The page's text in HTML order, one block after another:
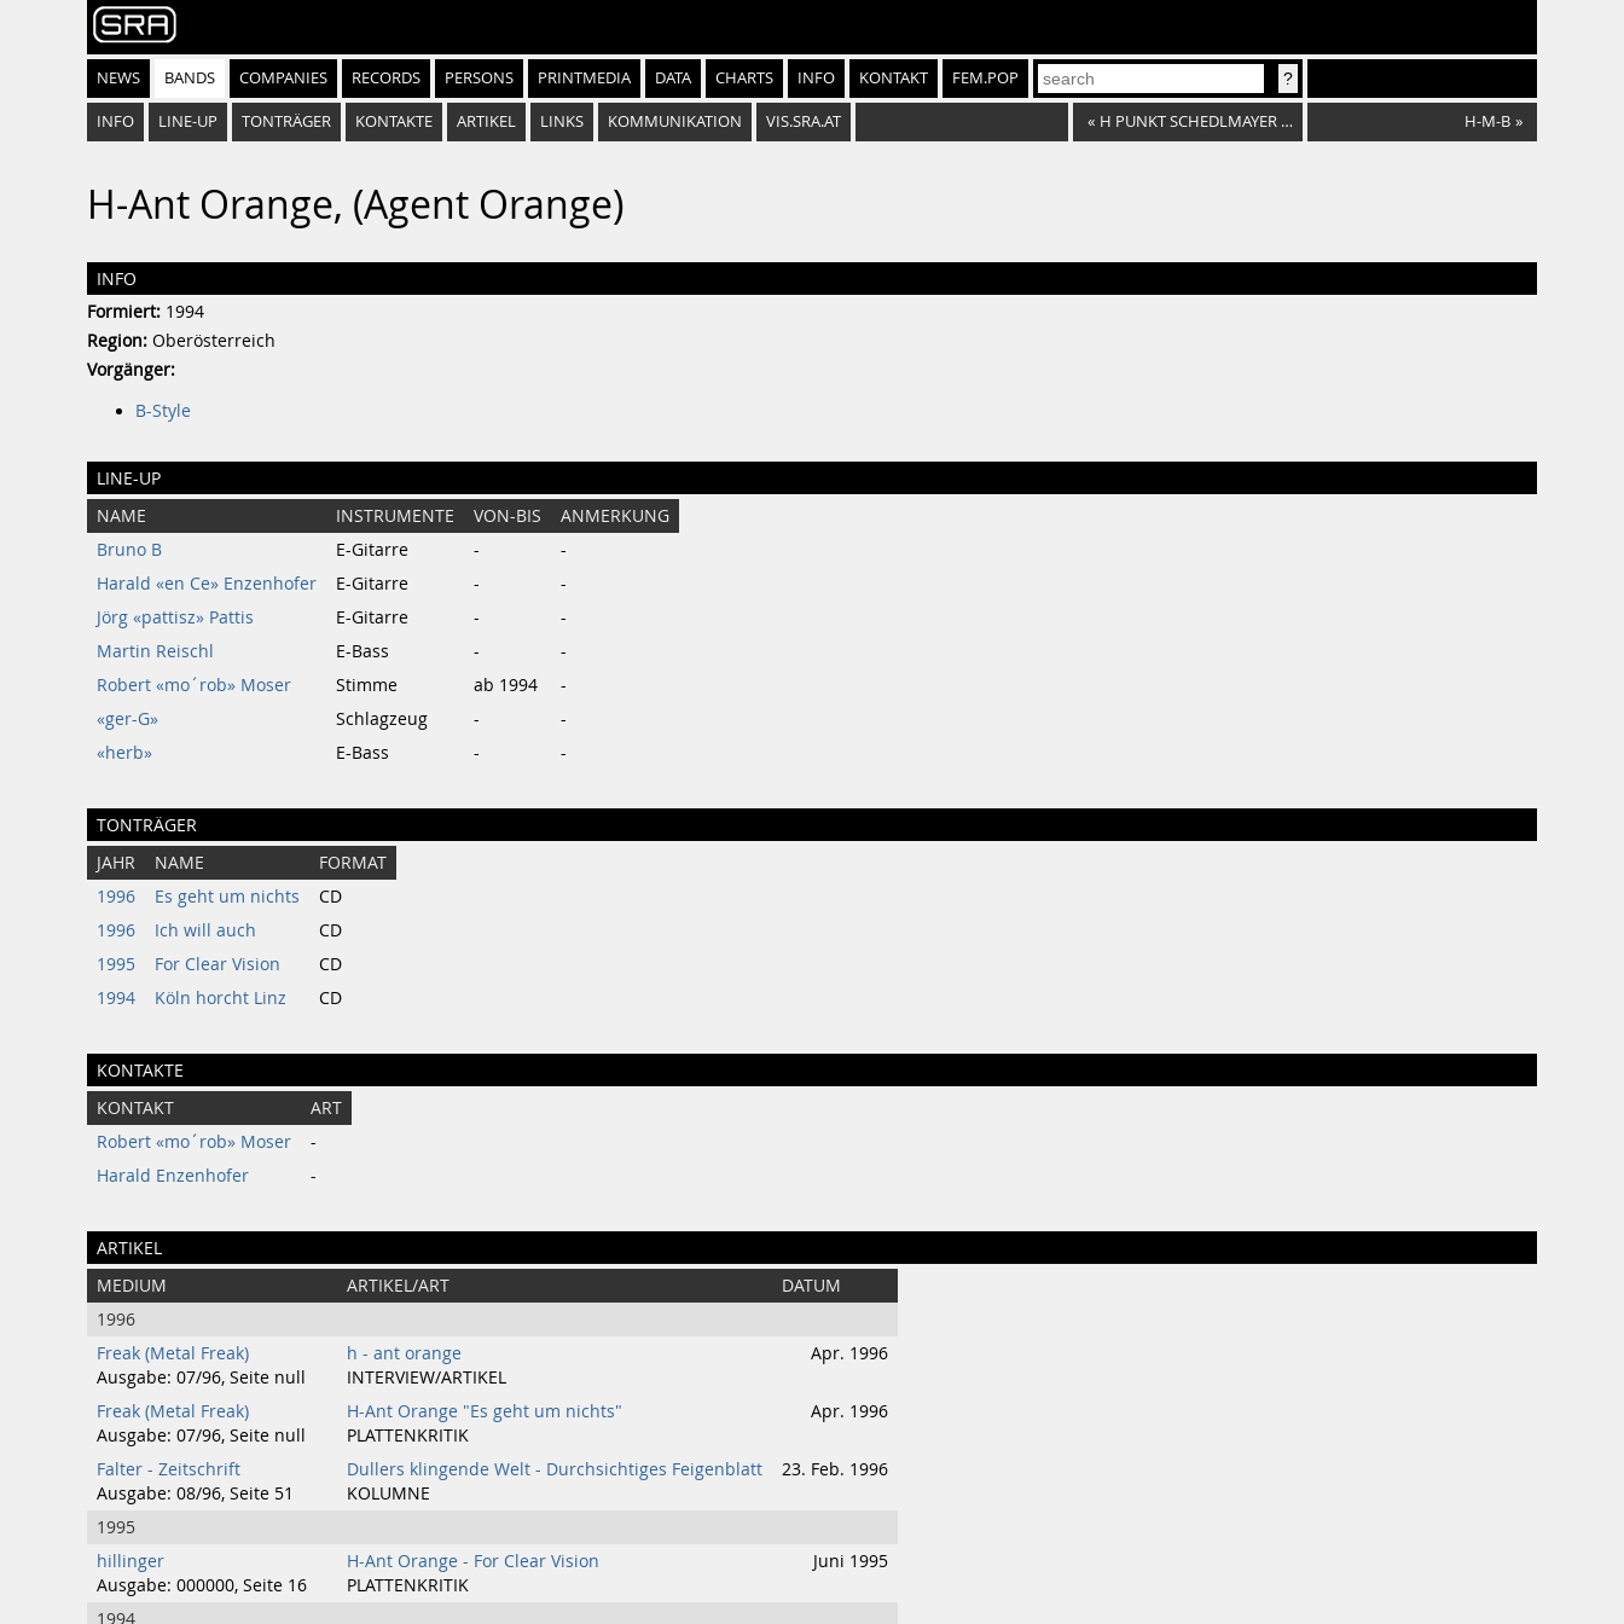
NEWS BANDS COMPANIES RECORDS PERSONS PRINTMEDIA DATA CHARTS INFO KONTAKT FEM.POP
INFO LINE-UP TONTRÄGER KONTAKTE ARTIKEL LINKS KOMMUNIKATION VIS.SRA.AT « H PUNKT SCHEDLMAYER TRIO H-M-B »
H-Ant Orange, (Agent Orange)
INFO
Formiert: 1994
Region: Oberösterreich
Vorgänger:
B-Style
LINE-UP
NAME INSTRUMENTE VON-BIS
ANMERKUNG
Bruno B
E-Gitarre -
-
Harald «en Ce» Enzenhofer
E-Gitarre -
-
Jörg «pattisz» Pattis
E-Gitarre -
-
Martin Reischl
E-Bass -
-
Robert «mo´rob» Moser
Stimme ab 1994
-
«ger-G»
Schlagzeug -
-
«herb»
E-Bass - -
TONTRÄGER
JAHR NAME
FORMAT
1996
Es geht um nichts
CD
1996
Ich will auch
CD
1995
For Clear Vision
CD
1994
Köln horcht Linz CD
KONTAKTE
KONTAKT
ART
Robert «mo´rob» Moser
-
Harald Enzenhofer
-
ARTIKEL
MEDIUM ARTIKEL/ART
DATUM
1996
Freak (Metal Freak)
Ausgabe: 07/96, Seite null
h - ant orange
INTERVIEW/ARTIKEL
Apr. 1996
Freak (Metal Freak)
Ausgabe: 07/96, Seite null
H-Ant Orange "Es geht um nichts"
PLATTENKRITIK
Apr. 1996
Falter - Zeitschrift
Ausgabe: 08/96, Seite 51
Dullers klingende Welt - Durchsichtiges Feigenblatt
KOLUMNE
23. Feb. 1996
1995
hillinger
Ausgabe: 000000, Seite 16
H-Ant Orange - For Clear Vision
PLATTENKRITIK
Juni 1995
1994